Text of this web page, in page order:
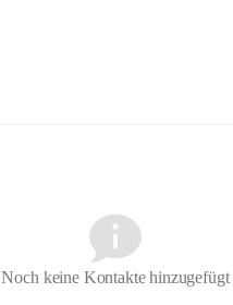
Noch keine Kontakte hinzugefügt